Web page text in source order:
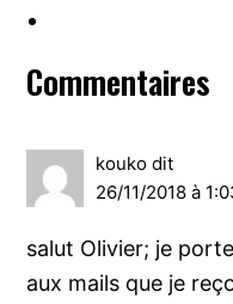
Interactions
lecteur
Commentaires
kouko dit
26/11/2018 à
salut Olivier; je
aux mails que je